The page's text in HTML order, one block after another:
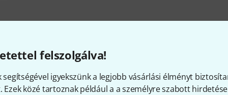
felszolgálva!
segítségével igyekszünk a legjobb vásárlási élményt
Ezek közé tartoznak például a a személyre szabott
9Ügyfelek értékelései